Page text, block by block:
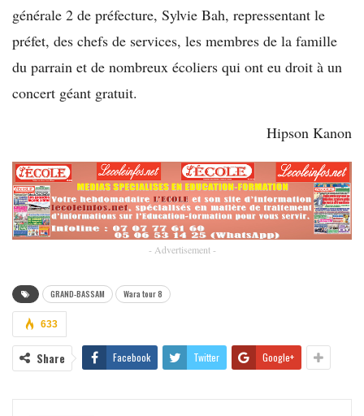
générale 2 de préfecture, Sylvie Bah, repressentant le
préfet, des chefs de services, les membres de la famille
du parrain et de nombreux écoliers qui ont eu droit à un
concert géant gratuit.
Hipson Kanon
- Advertisement -
GRAND-BASSAM Wara tour 8
633
Share Facebook Twitter Google+